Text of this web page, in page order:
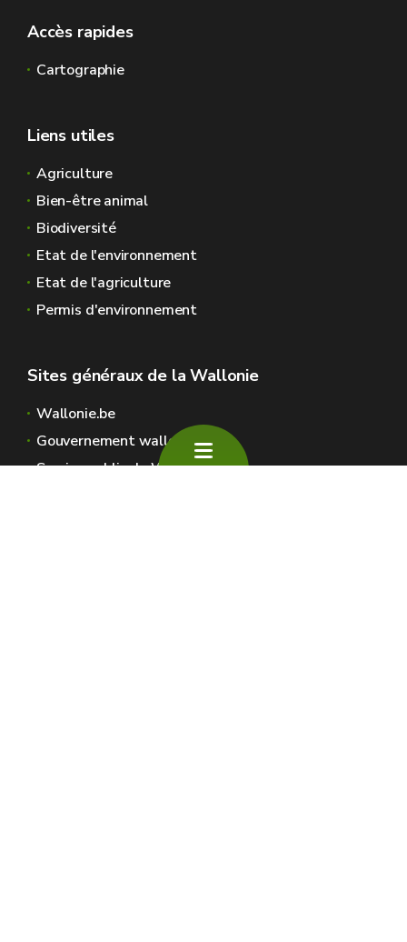
Accès rapides
Cartographie
Liens utiles
Agriculture
Bien-être animal
Biodiversité
Etat de l'environnement
Etat de l'agriculture
Permis d'environnement
Sites généraux de la Wallonie
Wallonie.be
Gouvernement wallon
Service public de Wallonie